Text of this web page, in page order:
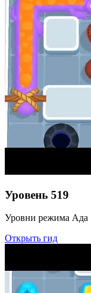
Уровень 519
Уровни режима Ада
Открыть гид